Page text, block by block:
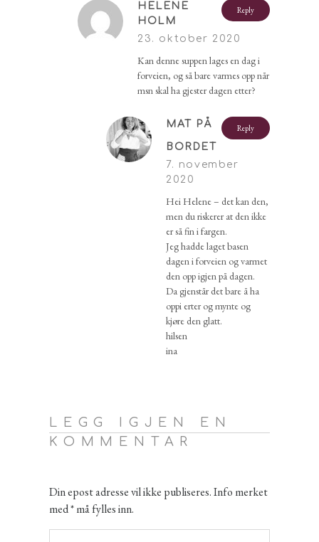
Reply
HELENE
HOLM
23. oktober 2020
Kan denne suppen lages en dag i
forveien, og så bare varmes opp når
msn skal ha gjester dagen etter?
Reply
MAT PÅ
BORDET
7. november
2020
Hei Helene – det kan den,
men du riskerer at den ikke
er så fin i fargen.
Jeg hadde laget basen
dagen i forveien og varmet
den opp igjen på dagen.
Da gjenstår det bare å ha
oppi erter og mynte og
kjøre den glatt.
hilsen
ina
LEGG IGJEN EN
KOMMENTAR
Din epost adresse vil ikke publiseres. Info merket
med * må fylles inn.